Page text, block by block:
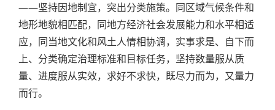
——坚持因地制宜，突出分类施策。同区域气候条件和
地形地貌相匹配，同地方经济社会发展能力和水平相适
应，同当地文化和风土人情相协调，实事求是、自下而
上、分类确定治理标准和目标任务，坚持数量服从质
量、进度服从实效，求好不求快，既尽力而为，又量力
而行。